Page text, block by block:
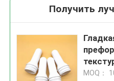
Получить
MOQ：